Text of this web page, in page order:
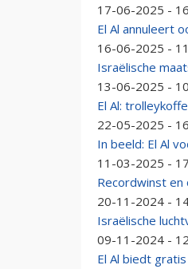
17-06-2025 -
El Al annuleert
16-06-2025 -
Israëlische
13-06-2025 -
El Al:
22-05-2025 -
In beeld: El Al
11-03-2025 -
Recordwinst en
20-11-2024 -
Israëlische
09-11-2024 -
El Al biedt